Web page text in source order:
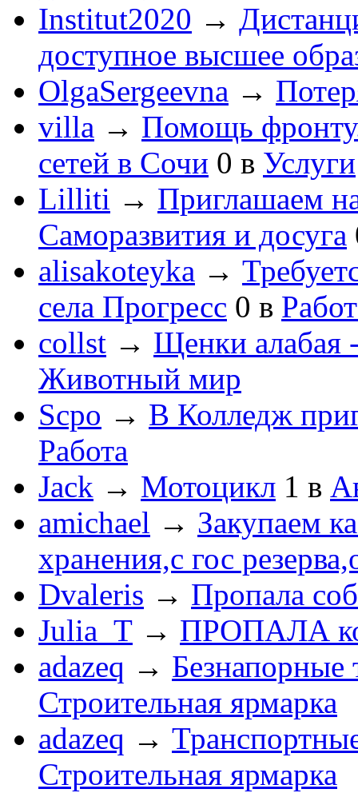
Institut2020 →
доступное высшее
OlgaSergeevna →
villa → Помощь
сетей в Сочи 0 в Услуги
Lilliti → Приглашаем
Саморазвития и досуга
alisakoteyka →
села Прогресс 0 в
collst → Щенки алабая
Животный мир
Scpo → В Колледж
Работа
Jack → Мотоцикл 1 в
amichael → Закупаем
хранения,с гос
Dvaleris → Пропала
Julia_T → ПРОПАЛА
adazeq → Безнапорные
Строительная ярмарка
adazeq →
Строительная ярмарка